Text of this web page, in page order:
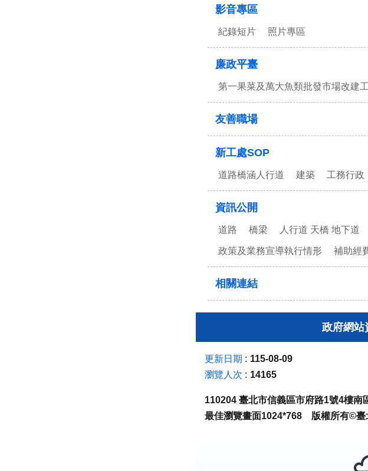
影音專區
紀錄短片 照片專區
廉政平臺
第一果菜及萬大魚類批發市場改建
友善職場
新工處SOP
道路橋涵人行道 建築 工務行政
資訊公開
道路 橋梁 人行道 天橋 地下道
政策及業務宣導執行情形 補助經
相關連結
政府網站
更新日期
115-08-09
瀏覽人次
14165
110204 臺北市信義區市府路1號4樓南
最佳瀏覽畫面1024*768 版權所有©臺